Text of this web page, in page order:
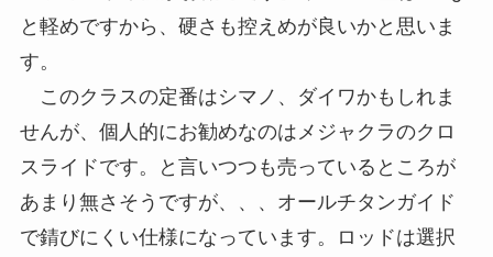
と軽めですから、硬さも控えめが良いかと思いま
す。
このクラスの定番はシマノ、ダイワかもしれま
せんが、個人的にお勧めなのはメジャクラのクロ
スライドです。と言いつつも売っているところが
あまり無さそうですが、、、オールチタンガイド
で錆びにくい仕様になっています。ロッドは選択